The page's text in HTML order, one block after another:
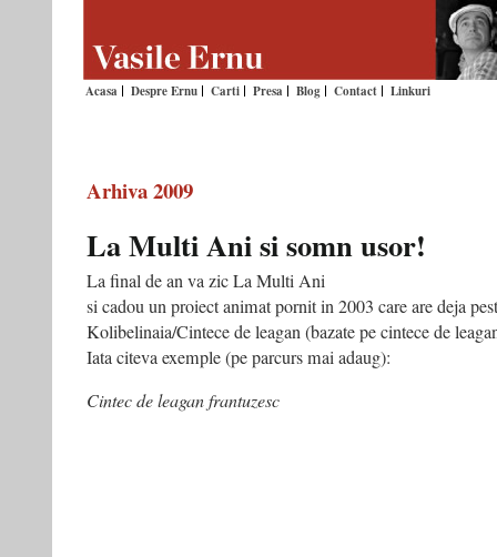
Acasa Despre Ernu Carti Presa Blog Contact Linkuri
Arhiva 2009
La Multi Ani si somn usor!
La final de an va zic La Multi Ani
si cadou un proiect animat pornit in 2003 care are deja
Kolibelinaia/Cintece de leagan (bazate pe cintece de
Iata citeva exemple (pe parcurs mai adaug):
Cintec de leagan frantuzesc